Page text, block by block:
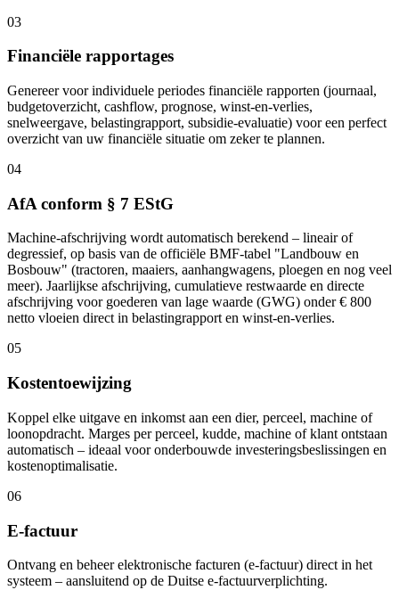
03
Financiële rapportages
Genereer voor individuele periodes financiële rapporten (journaal,
budgetoverzicht, cashflow, prognose, winst-en-verlies,
snelweergave, belastingrapport, subsidie-evaluatie) voor een perfect
overzicht van uw financiële situatie om zeker te plannen.
04
AfA conform § 7 EStG
Machine-afschrijving wordt automatisch berekend – lineair of
degressief, op basis van de officiële BMF-tabel "Landbouw en
Bosbouw" (tractoren, maaiers, aanhangwagens, ploegen en nog veel
meer). Jaarlijkse afschrijving, cumulatieve restwaarde en directe
afschrijving voor goederen van lage waarde (GWG) onder € 800
netto vloeien direct in belastingrapport en winst-en-verlies.
05
Kostentoewijzing
Koppel elke uitgave en inkomst aan een dier, perceel, machine of
loonopdracht. Marges per perceel, kudde, machine of klant ontstaan
automatisch – ideaal voor onderbouwde investeringsbeslissingen en
kostenoptimalisatie.
06
E-factuur
Ontvang en beheer elektronische facturen (e-factuur) direct in het
systeem – aansluitend op de Duitse e-factuurverplichting.